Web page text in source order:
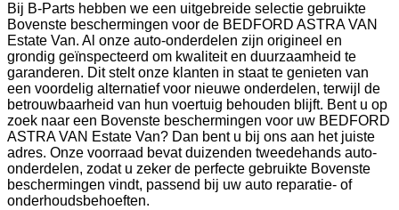
Bij B-Parts hebben we een uitgebreide selectie gebruikte
Bovenste beschermingen voor de BEDFORD ASTRA VAN
Estate Van. Al onze auto-onderdelen zijn origineel en
grondig geïnspecteerd om kwaliteit en duurzaamheid te
garanderen. Dit stelt onze klanten in staat te genieten van
een voordelig alternatief voor nieuwe onderdelen, terwijl de
betrouwbaarheid van hun voertuig behouden blijft. Bent u op
zoek naar een Bovenste beschermingen voor uw BEDFORD
ASTRA VAN Estate Van? Dan bent u bij ons aan het juiste
adres. Onze voorraad bevat duizenden tweedehands auto-
onderdelen, zodat u zeker de perfecte gebruikte Bovenste
beschermingen vindt, passend bij uw auto reparatie- of
onderhoudsbehoeften.